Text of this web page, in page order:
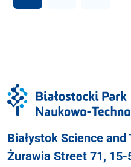
Białystok Science
Żurawia Street 71, 15-